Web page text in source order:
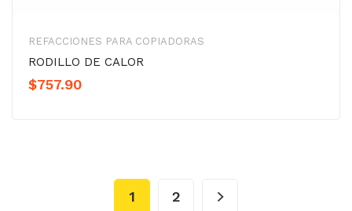
REFACCIONES PARA COPIADORAS
RODILLO DE CALOR
$757.90
1 2